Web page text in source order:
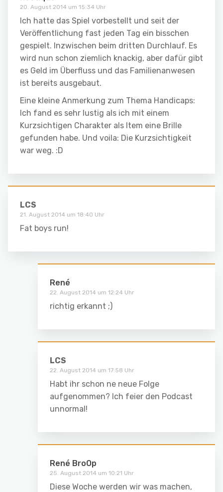
20. August 2014 um 15:34 Uhr
Ich hatte das Spiel vorbestellt und seit der
Veröffentlichung fast jeden Tag ein bisschen
gespielt. Inzwischen beim dritten Durchlauf. Es
wird nun schon ziemlich knackig, aber dafür gibt
es Geld im Überfluss und das Familienanwesen
ist bereits ausgebaut.
Eine kleine Anmerkung zum Thema Handicaps:
Ich fand es sehr lustig als ich mit einem
Kurzsichtigen Charakter als Item eine Brille
gefunden habe. Und voila: Die Kurzsichtigkeit
war weg. :D
LCS
21. August 2014 um 18:40 Uhr
Fat boys run!
René
22. August 2014 um 12:24 Uhr
richtig erkannt ;)
LCS
22. August 2014 um 17:58 Uhr
Habt ihr schon ne neue Folge
aufgenommen? Ich feier den Podcast
unnormal!
René BroOp
25. August 2014 um 10:21 Uhr
Diese Woche werden wir was machen,